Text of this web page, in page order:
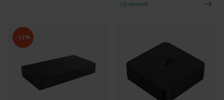
Op voorraad
-12%